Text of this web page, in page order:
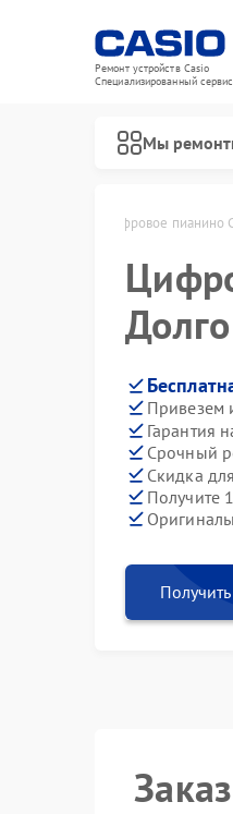
Ремонт устройств Casio
Специализированный
Мы
Цифровое пианино
Привезем
Гарантия
Срочный
Скидка
Получите